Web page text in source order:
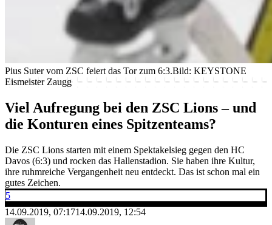
Pius Suter vom ZSC feiert das Tor zum 6:3.Bild: KEYSTONE
Eismeister Zaugg
Viel Aufregung bei den ZSC Lions – und
die Konturen eines Spitzenteams?
Die ZSC Lions starten mit einem Spektakelsieg gegen den HC
Davos (6:3) und rocken das Hallenstadion. Sie haben ihre Kultur,
ihre ruhmreiche Vergangenheit neu entdeckt. Das ist schon mal ein
gutes Zeichen.
5
14.09.2019, 07:1714.09.2019, 12:54